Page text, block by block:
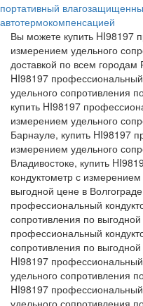
портативный
автотермокомпенсацией
Вы можете купить HI98197
измерением удельного
доставкой по всем городам
HI98197
удельного сопротивления
купить HI98197
измерением удельного
Барнауле, купить HI98197
измерением удельного
Владивостоке, купить
кондуктометр с
выгодной цене в
профессиональный
сопротивления по
профессиональный
сопротивления по
HI98197
удельного сопротивления
HI98197
удельного сопротивления